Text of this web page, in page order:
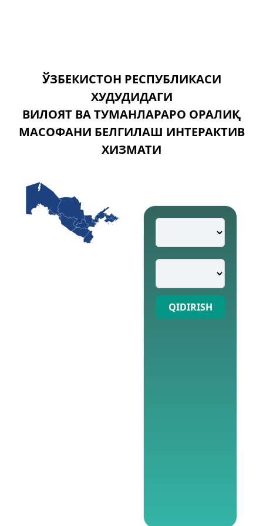
ЎЗБЕКИСТОН РЕСПУБЛИКАСИ
ХУДУДИДАГИ
ВИЛОЯТ ВА ТУМАНЛАРАРО ОРАЛИҚ
МАСОФАНИ БЕЛГИЛАШ ИНТЕРАКТИВ
ХИЗМАТИ
QIDIRISH